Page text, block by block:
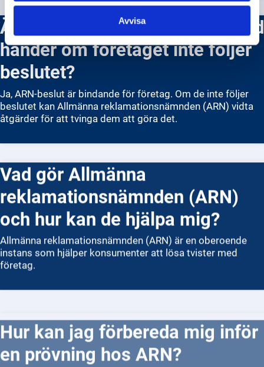
Avvisa
Är ARN beslut bindande och vad
händer om företaget inte följer
beslutet?
Ja, ARN-beslut är bindande för företag. Om de inte följer
beslutet kan Allmänna reklamationsnämnden (ARN) vidta
åtgärder för att tvinga dem att göra det.
Vad gör Allmänna
reklamationsnämnden (ARN)
och hur kan de hjälpa mig?
Allmänna reklamationsnämnden (ARN) är en oberoende
instans som hjälper konsumenter att lösa tvister med
företag.
Hur kan jag förbereda mig inför
en prövning hos ARN?
För att förbereda dig för en prövning hos ARN är det viktigt